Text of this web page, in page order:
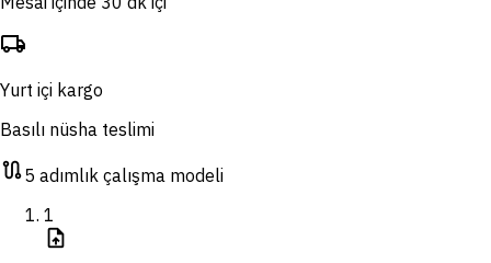
local_shipping
Yurt içi kargo
Basılı nüsha teslimi
route5 adımlık çalışma modeli
1
upload_file